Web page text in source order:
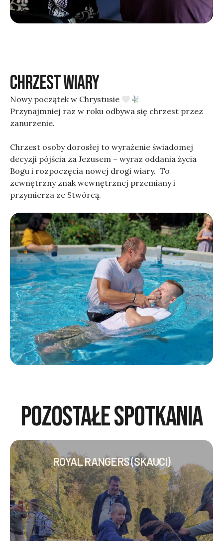
CHRZEST WIARY
Nowy początek w Chrystusie
Przynajmniej raz w roku odbywa się chrzest przez
zanurzenie.
Chrzest osoby dorosłej to wyrażenie świadomej
decyzji pójścia za Jezusem – wyraz oddania życia
Bogu i rozpoczęcia nowej drogi wiary. To
zewnętrzny znak wewnętrznej przemiany i
przymierza ze Stwórcą.
POZOSTAŁE SPOTKANIA
ROYAL RANGERS (SKAUCI)